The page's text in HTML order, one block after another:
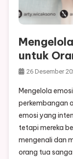
untuk
26 Desember
Mengelola
perkembangan
emosi yang
tetapi mereka
mengenali dan
orang tua